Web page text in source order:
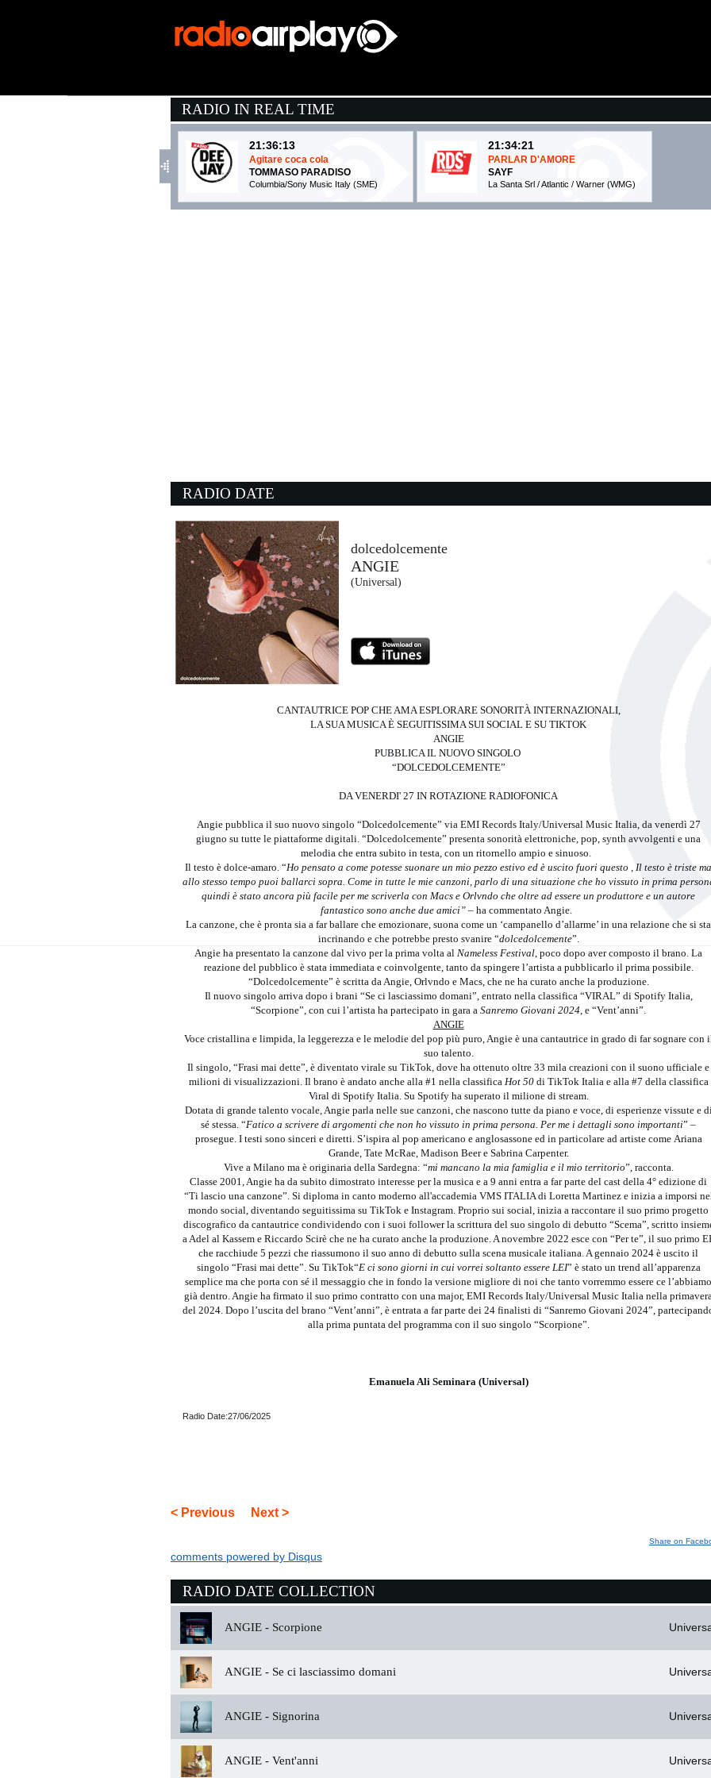
RADIO IN REAL TIME
21:36:13
Agitare coca cola
TOMMASO PARADISO
Columbia/Sony Music Italy (SME)
21:34:21
PARLAR D'AMORE
SAYF
La Santa Srl / Atlantic / Warner (WMG)
21:33:20
FLEETWOOD MAC
- (-)
21:38:06
Magnetic
THE BAUSA
Columbia/B1 Recordings (SME)
RADIO DATE
dolcedolcemente
ANGIE
(Universal)
CANTAUTRICE POP CHE AMA ESPLORARE SONORITÀ INTERNAZIONALI,
LA SUA MUSICA È SEGUITISSIMA SUI SOCIAL E SU TIKTOK
ANGIE
PUBBLICA IL NUOVO SINGOLO
“DOLCEDOLCEMENTE”
DA VENERDI' 27 IN ROTAZIONE RADIOFONICA
Angie pubblica il suo nuovo singolo “Dolcedolcemente” via EMI Records Italy/Universal Music Italia, da venerdì 27
giugno su tutte le piattaforme digitali. “Dolcedolcemente” presenta sonorità elettroniche, pop, synth avvolgenti e una
melodia che entra subito in testa, con un ritornello ampio e sinuoso.
Il testo è dolce-amaro. “Ho pensato a come potesse suonare un mio pezzo estivo ed è uscito fuori questo , Il testo è triste ma
allo stesso tempo puoi ballarci sopra. Come in tutte le mie canzoni, parlo di una situazione che ho vissuto in prima
quindi è stato ancora più facile per me scriverla con Macs e Orlvndo che oltre ad essere un produttore e un autore
fantastico sono anche due amici”– ha commentato Angie.
La canzone, che è pronta sia a far ballare che emozionare, suona come un ‘campanello d’allarme’ in una relazione che si sta
incrinando e che potrebbe presto svanire “dolcedolcemente”.
Angie ha presentato la canzone dal vivo per la prima volta al Nameless Festival, poco dopo aver composto il brano. La
reazione del pubblico è stata immediata e coinvolgente, tanto da spingere l’artista a pubblicarlo il prima possibile.
“Dolcedolcemente” è scritta da Angie, Orlvndo e Macs, che ne ha curato anche la produzione.
Il nuovo singolo arriva dopo i brani “Se ci lasciassimo domani”, entrato nella classifica “VIRAL” di Spotify Italia,
“Scorpione”, con cui l’artista ha partecipato in gara a Sanremo Giovani 2024, e “Vent’anni”.
ANGIE
Voce cristallina e limpida, la leggerezza e le melodie del pop più puro, Angie è una cantautrice in grado di far sognare con
suo talento.
Il singolo, “Frasi mai dette”, è diventato virale su TikTok, dove ha ottenuto oltre 33 mila creazioni con il suono ufficiale e
milioni di visualizzazioni. Il brano è andato anche alla #1 nella classifica Hot 50di TikTok Italia e alla #7 della classifica
Viral di Spotify Italia. Su Spotify ha superato il milione di stream.
Dotata di grande talento vocale, Angie parla nelle sue canzoni, che nascono tutte da piano e voce, di esperienze vissute e
sé stessa. “Fatico a scrivere di argomenti che non ho vissuto in prima persona. Per me i dettagli sono importanti” –
prosegue. I testi sono sinceri e diretti. S’ispira al pop americano e anglosassone ed in particolare ad artiste come Ariana
Grande, Tate McRae, Madison Beer e Sabrina Carpenter.
Vive a Milano ma è originaria della Sardegna: “mi mancano la mia famiglia e il mio territorio”, racconta.
Classe 2001, Angie ha da subito dimostrato interesse per la musica e a 9 anni entra a far parte del cast della 4° edizione di
“Ti lascio una canzone”. Si diploma in canto moderno all'accademia VMS ITALIA di Loretta Martinez e inizia a imporsi
mondo social, diventando seguitissima su TikTok e Instagram. Proprio sui social, inizia a raccontare il suo primo progetto
discografico da cantautrice condividendo con i suoi follower la scrittura del suo singolo di debutto “Scema”, scritto
a Adel al Kassem e Riccardo Scirè che ne ha curato anche la produzione. A novembre 2022 esce con “Per te”, il suo primo
che racchiude 5 pezzi che riassumono il suo anno di debutto sulla scena musicale italiana. A gennaio 2024 è uscito il
singolo “Frasi mai dette”. Su TikTok“E ci sono giorni in cui vorrei soltanto essere LEI” è stato un trend all’apparenza
semplice ma che porta con sé il messaggio che in fondo la versione migliore di noi che tanto vorremmo essere ce l’abbiamo
già dentro. Angie ha firmato il suo primo contratto con una major, EMI Records Italy/Universal Music Italia nella
del 2024. Dopo l’uscita del brano “Vent’anni”, è entrata a far parte dei 24 finalisti di “Sanremo Giovani 2024”,
alla prima puntata del programma con il suo singolo “Scorpione”.
Emanuela Ali Seminara (Universal)
Radio Date:27/06/2025
< Previous Next >
Share on
comments powered by Disqus
RADIO DATE COLLECTION
ANGIE - Scorpione
ANGIE - Se ci lasciassimo domani
ANGIE - Signorina
ANGIE - Vent'anni